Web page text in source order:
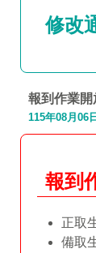
修改
報到作業開
115年08月06
報到
正取
備取